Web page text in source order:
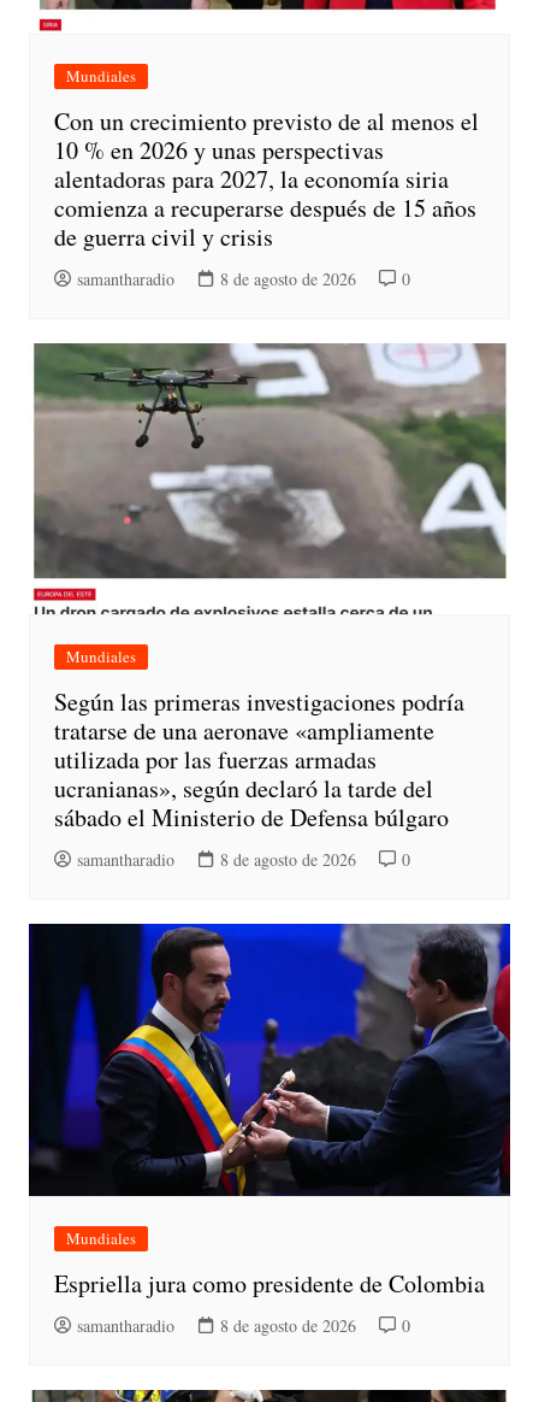
Mundiales
Con un crecimiento previsto de al menos el
10 % en 2026 y unas perspectivas
alentadoras para 2027, la economía siria
comienza a recuperarse después de 15 años
de guerra civil y crisis
samantharadio 8 de agosto de 2026 0
Mundiales
Según las primeras investigaciones podría
tratarse de una aeronave «ampliamente
utilizada por las fuerzas armadas
ucranianas», según declaró la tarde del
sábado el Ministerio de Defensa búlgaro
samantharadio 8 de agosto de 2026 0
Mundiales
Espriella jura como presidente de Colombia
samantharadio 8 de agosto de 2026 0